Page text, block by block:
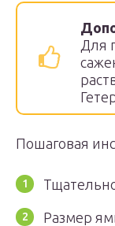
Для
Пошаговая
Размер